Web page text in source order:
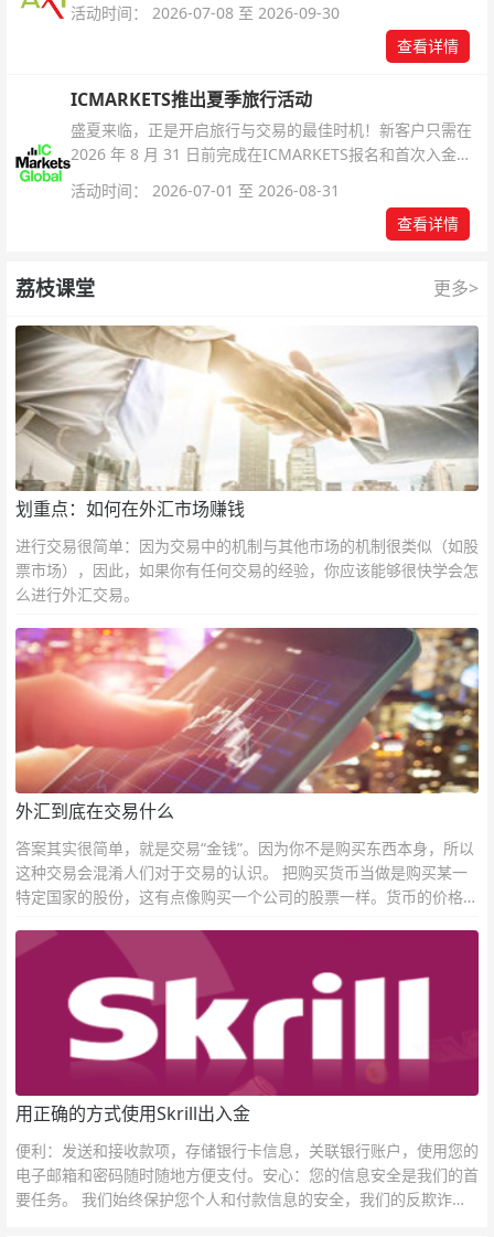
活动时间： 2026-07-08 至 2026-09-30
查看详情
ICMARKETS推出夏季旅行活动
盛夏来临，正是开启旅行与交易的最佳时机！新客户只需在
2026 年 8 月 31 日前完成在ICMARKETS报名和首次入金即
活动时间： 2026-07-01 至 2026-08-31
查看详情
荔枝课堂 更多>
划重点：如何在外汇市场赚钱
进行交易很简单：因为交易中的机制与其他市场的机制很类似（如股
票市场），因此，如果你有任何交易的经验，你应该能够很快学会怎
么进行外汇交易。
外汇到底在交易什么
答案其实很简单，就是交易“金钱”。因为你不是购买东西本身，所以
这种交易会混淆人们对于交易的认识。 把购买货币当做是购买某一
特定国家的股份，这有点像购买一个公司的股票一样。货币的价格直
用正确的方式使用Skrill出入金
便利：发送和接收款项，存储银行卡信息，关联银行账户，使用您的
电子邮箱和密码随时随地方便支付。安心：您的信息安全是我们的首
要任务。 我们始终保护您个人和付款信息的安全，我们的反欺诈团